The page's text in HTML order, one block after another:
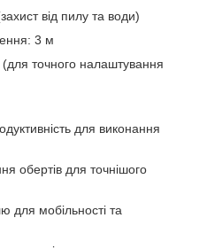
від пилу та води)
3 м
(для точного налаштування
для виконання
обертів для точнішого
для мобільності та